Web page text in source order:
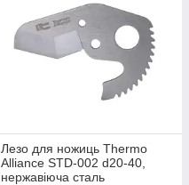
Лезо для ножиць Thermo
Alliance STD-002 d20-40,
нержавіюча сталь